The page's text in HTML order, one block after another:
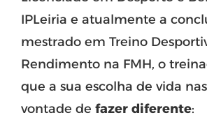
IPLeiria e atualmente a
mestrado em Treino
Rendimento na FMH, o
que a sua escolha de vida
vontade de fazer diferente: